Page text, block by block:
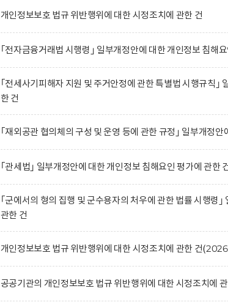
개인정보보호 법규 위반행위에 대한 시정조치에 관한 건
｢전자금융거래법 시행령｣ 일부개정안에 대한 개인정보 침해
｢전세사기피해자 지원 및 주거안정에 관한 특별법 시행규칙｣
한 건
｢재외공관 협의체의 구성 및 운영 등에 관한 규정｣ 일부개정
｢관세법｣ 일부개정안에 대한 개인정보 침해요인 평가에 관한
｢군에서의 형의 집행 및 군수용자의 처우에 관한 법률 시행령
관한 건
개인정보보호 법규 위반행위에 대한 시정조치에 관한 건
공공기관의 개인정보보호 법규 위반행위에 대한 시정조치에